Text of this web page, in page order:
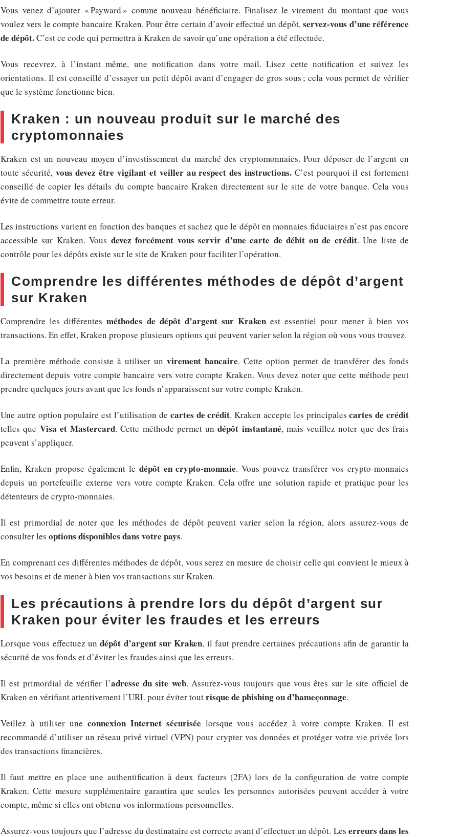
Vous venez d’ajouter « Payward » comme nouveau bénéficiaire. Finalisez le virement du montant que vous
voulez vers le compte bancaire Kraken. Pour être certain d’avoir effectué un dépôt,servez-vous d’une référence
de dépôt.C’est ce code qui permettra à Kraken de savoir qu’une opération a été effectuée.
Vous recevrez, à l’instant même, une notification dans votre mail. Lisez cette notification et suivez les
orientations. Il est conseillé d’essayer un petit dépôt avant d’engager de gros sous ; cela vous permet de vérifier
que le système fonctionne bien.
Kraken : un nouveau produit sur le marché des
cryptomonnaies
Kraken est un nouveau moyen d’investissement du marché des cryptomonnaies. Pour déposer de l’argent en
toute sécurité, vous devez être vigilant et veiller au respect des instructions. C’est pourquoi il est fortement
conseillé de copier les détails du compte bancaire Kraken directement sur le site de votre banque. Cela vous
évite de commettre toute erreur.
Les instructions varient en fonction des banques et sachez que le dépôt en monnaies fiduciaires n’est pas encore
accessible sur Kraken. Vous devez forcément vous servir d’une carte de débit ou de crédit. Une liste de
contrôle pour les dépôts existe sur le site de Kraken pour faciliter l’opération.
Comprendre les différentes méthodes de dépôt d’argent
sur Kraken
Comprendre les différentesméthodes de dépôt d’argent sur Kraken est essentiel pour mener à bien vos
transactions. En effet, Kraken propose plusieurs options qui peuvent varier selon la région où vous vous trouvez.
La première méthode consiste à utiliser un virement bancaire. Cette option permet de transférer des fonds
directement depuis votre compte bancaire vers votre compte Kraken. Vous devez noter que cette méthode peut
prendre quelques jours avant que les fonds n’apparaissent sur votre compte Kraken.
Une autre option populaire est l’utilisation de cartes de crédit. Kraken accepte les principalescartes de crédit
telles que Visa et Mastercard. Cette méthode permet undépôt instantané, mais veuillez noter que des frais
peuvent s’appliquer.
Enfin, Kraken propose également le dépôt en crypto-monnaie. Vous pouvez transférer vos crypto-monnaies
depuis un portefeuille externe vers votre compte Kraken. Cela offre une solution rapide et pratique pour les
détenteurs de crypto-monnaies.
Il est primordial de noter que les méthodes de dépôt peuvent varier selon la région, alors assurez-vous de
consulter les options disponibles dans votre pays.
En comprenant ces différentes méthodes de dépôt, vous serez en mesure de choisir celle qui convient le mieux à
vos besoins et de mener à bien vos transactions sur Kraken.
Les précautions à prendre lors du dépôt d’argent sur
Kraken pour éviter les fraudes et les erreurs
Lorsque vous effectuez undépôt d’argent sur Kraken, il faut prendre certaines précautions afin de garantir la
sécurité de vos fonds et d’éviter les fraudes ainsi que les erreurs.
Il est primordial de vérifier l’adresse du site web. Assurez-vous toujours que vous êtes sur le site officiel de
Kraken en vérifiant attentivement l’URL pour éviter toutrisque de phishing ou d’hameçonnage.
Veillez à utiliser une connexion Internet sécurisée lorsque vous accédez à votre compte Kraken. Il est
recommandé d’utiliser un réseau privé virtuel (VPN) pour crypter vos données et protéger votre vie privée lors
des transactions financières.
Il faut mettre en place une authentification à deux facteurs (2FA) lors de la configuration de votre compte
Kraken. Cette mesure supplémentaire garantira que seules les personnes autorisées peuvent accéder à votre
compte, même si elles ont obtenu vos informations personnelles.
Assurez-vous toujours que l’adresse du destinataire est correcte avant d’effectuer un dépôt. Les erreurs dans les